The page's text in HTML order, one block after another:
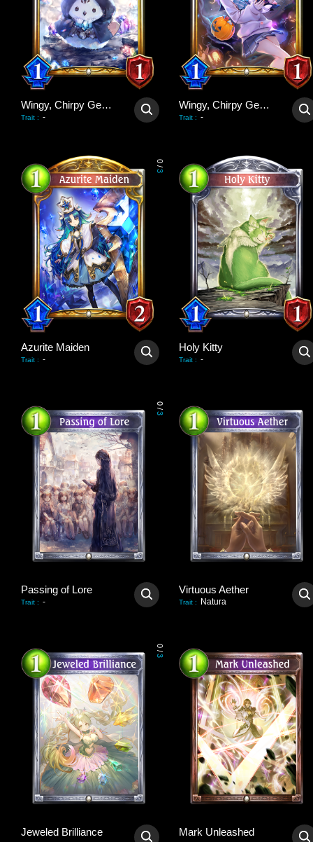
Wingy, Chirpy Gemstone
Trait : -
Wingy, Chirpy Gemstone
Trait : -
0
/
3
Azurite Maiden
Trait : -
Holy Kitty
Trait : -
0
/
3
Passing of Lore
Trait : -
Virtuous Aether
Trait : Natura
0
/
3
Jeweled Brilliance Mark Unleashed